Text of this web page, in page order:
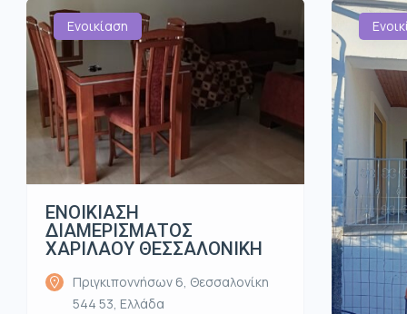
Ενοικίαση
ΕΝΟΙΚΙΑΣΗ
ΔΙΑΜΕΡΙΣΜΑΤΟΣ
ΧΑΡΙΛΑΟΥ ΘΕΣΣΑΛΟΝΙΚΗ
Πριγκιποννήσων 6, Θεσσαλονίκη
544 53, Ελλάδα